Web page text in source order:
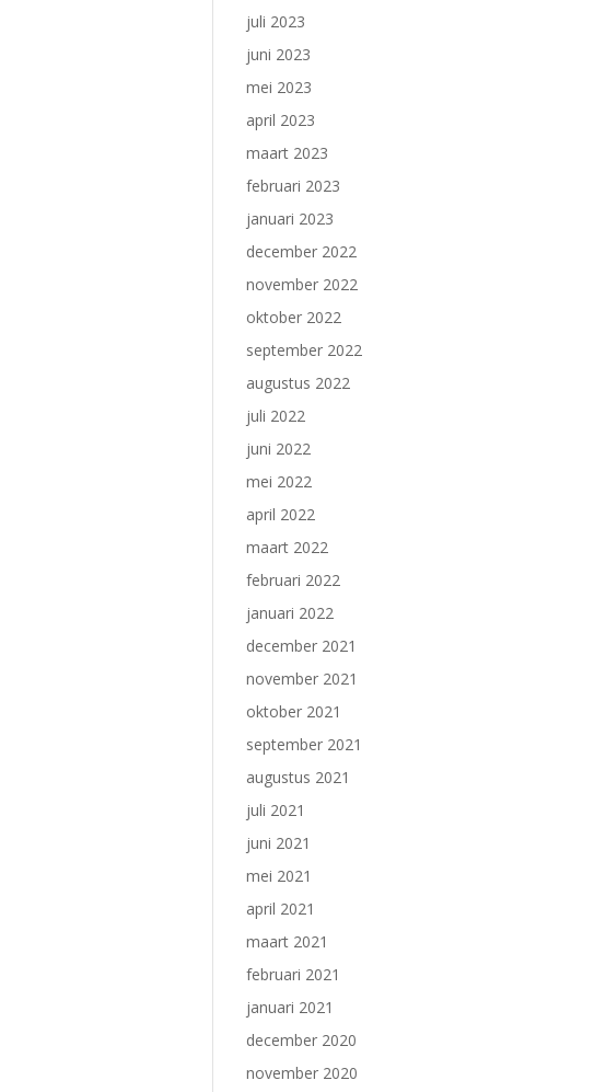
juli 2023
juni 2023
mei 2023
april 2023
maart 2023
februari 2023
januari 2023
december 2022
november 2022
oktober 2022
september 2022
augustus 2022
juli 2022
juni 2022
mei 2022
april 2022
maart 2022
februari 2022
januari 2022
december 2021
november 2021
oktober 2021
september 2021
augustus 2021
juli 2021
juni 2021
mei 2021
april 2021
maart 2021
februari 2021
januari 2021
december 2020
november 2020